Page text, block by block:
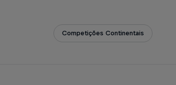
Competições Continentais